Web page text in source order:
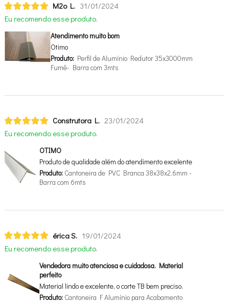
M2o L. 31/01/2024
Eu recomendo esse produto.
Atendimento muito bom
Otimo
Produto:Perfil de Alumínio Redutor 35x3000mm
Fumê- Barra com 3mts
Construtora L. 23/01/2024
Eu recomendo esse produto.
OTIMO
Produto de qualidade além do atendimento excelente
Produto:Cantoneira de PVC Branca 38x38x2,6mm -
Barra com 6mts
érica S. 19/01/2024
Eu recomendo esse produto.
Vendedora muito atenciosa e cuidadosa. Material
perfeito
Material lindo e excelente, o corte TB bem preciso.
Produto:Cantoneira F Alumínio para Acabamento